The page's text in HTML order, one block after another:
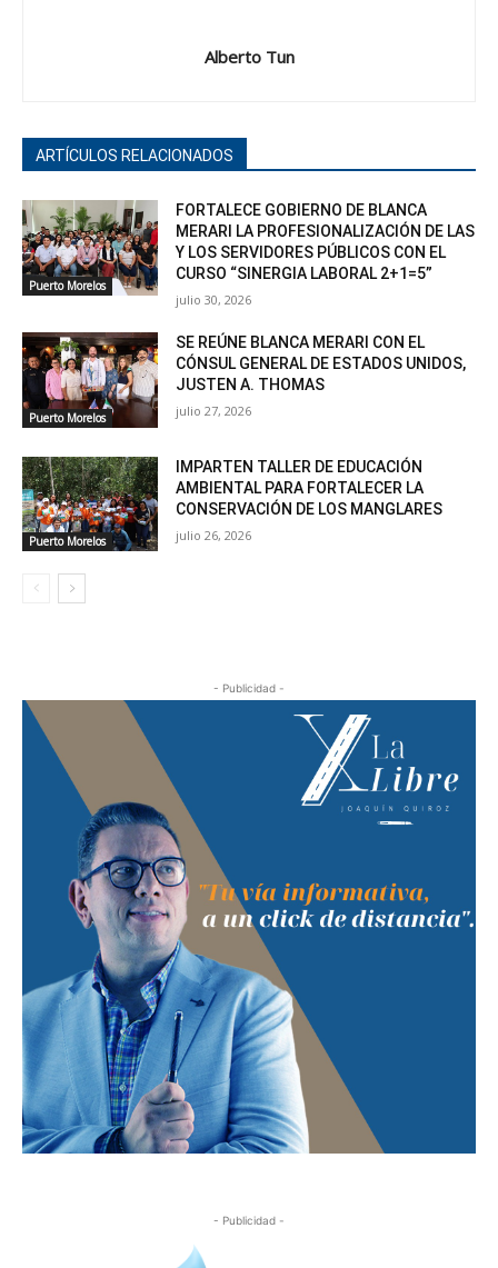
Alberto Tun
ARTÍCULOS RELACIONADOS
Puerto Morelos
FORTALECE GOBIERNO DE BLANCA
MERARI LA PROFESIONALIZACIÓN DE LAS
Y LOS SERVIDORES PÚBLICOS CON EL
CURSO “SINERGIA LABORAL 2+1=5”
julio 30, 2026
Puerto Morelos
SE REÚNE BLANCA MERARI CON EL
CÓNSUL GENERAL DE ESTADOS UNIDOS,
JUSTEN A. THOMAS
julio 27, 2026
Puerto Morelos
IMPARTEN TALLER DE EDUCACIÓN
AMBIENTAL PARA FORTALECER LA
CONSERVACIÓN DE LOS MANGLARES
julio 26, 2026
- Publicidad -
- Publicidad -